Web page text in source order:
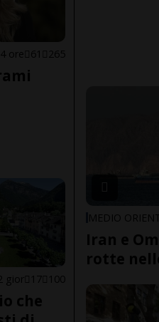
ore 61 265
gior 17 100
che
MEDIO
Iran e
rotte